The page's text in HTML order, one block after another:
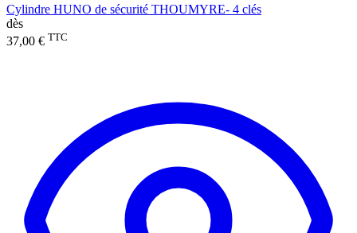
Cylindre HUNO de sécurité THOUMYRE- 4 clés
dès
37,00 € TTC